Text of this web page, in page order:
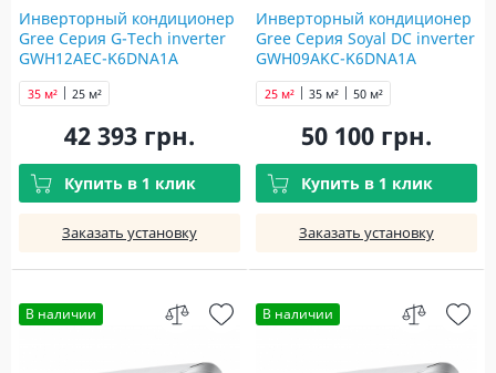
Инверторный кондиционер
Gree Серия G-Tech inverter
GWH12AEC-K6DNA1A
25 м²
35 м²
42 393 грн.
Купить в 1 клик
Заказать установку
Инверторный кондиционер
Gree Серия Soyal DC inverter
GWH09AKC-K6DNA1A
25 м² 35 м² 50 м²
50 100 грн.
Купить в 1 клик
Заказать установку
В наличии В наличии